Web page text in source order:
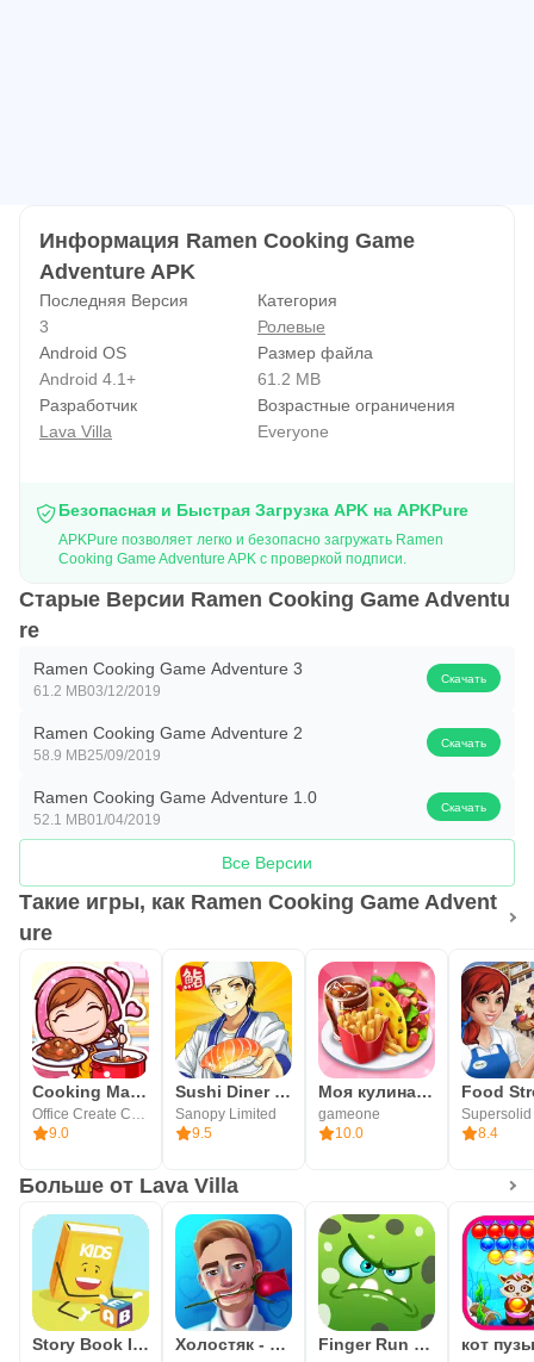
Информация Ramen Cooking Game
Adventure APK
Последняя Версия
3
Категория
Ролевые
Android OS
Android 4.1+
Размер файла
61.2 MB
Разработчик
Lava Villa
Возрастные ограничения
Everyone
Безопасная и Быстрая Загрузка APK на APKPure
APKPure позволяет легко и безопасно загружать Ramen
Cooking Game Adventure APK с проверкой подписи.
Старые Версии Ramen Cooking Game Adventu
re
Ramen Cooking Game Adventure 3
61.2 MB03/12/2019
Скачать
Ramen Cooking Game Adventure 2
58.9 MB25/09/2019
Скачать
Ramen Cooking Game Adventure 1.0
52.1 MB01/04/2019
Скачать
Все Версии
Такие игры, как Ramen Cooking Game Advent
ure
Cooking Mama: Let's cook!
Office Create Corp.
9.0
Sushi Diner - Fun Cooking Game
Sanopy Limited
9.5
Моя кулинария: игра шеф-повара
gameone
10.0
Supersolid
8.4
Больше от Lava Villa
Story Book In English Free Offline Reading - USA Холостяк - квест игра Finger Run - Farm Escape